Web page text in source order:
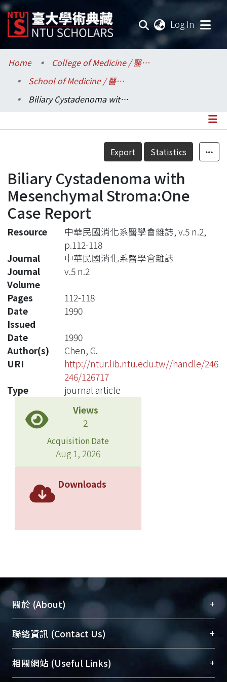
Log In
Communities & Collections
Research Outputs
Statistics
Home
College of Medicine / 醫學院
School of Medicine / 醫學系
Biliary Cystadenoma with Mesenchymal Stroma:One Case Report
Details
Export Statistics
Biliary Cystadenoma with
Mesenchymal Stroma:One
Case Report
Resource
中華民國消化系醫學會雜誌, v.5 n.2,
p.112-118
Journal
中華民國消化系醫學會雜誌
Journal
Volume
v.5 n.2
Pages
112-118
Date
Issued
1990
Date
1990
Author(s)
Chen, G.
URI
http://ntur.lib.ntu.edu.tw//handle/246
246/126717
Type
journal article
Views
2
Acquisition Date
Aug 1, 2026
Downloads
關於 (About) +
臺大位居世界頂尖大學之列，為永久珍藏及向國際
展現本校豐碩的研究成果及學術能量，圖書館整合
機構典藏（NTUR）與學術庫（AH）不同功能平
台，成為臺大學術典藏NTU scholars。期能整合研
聯絡資訊 (Contact Us) +
總館學科館員(Main Library)
醫學圖書館學科館員(Medical Library)
相關網站 (Useful Links) +